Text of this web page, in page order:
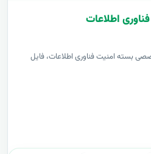
اطلاعات
بسته امنیت فناوری اطلاعات، فایل